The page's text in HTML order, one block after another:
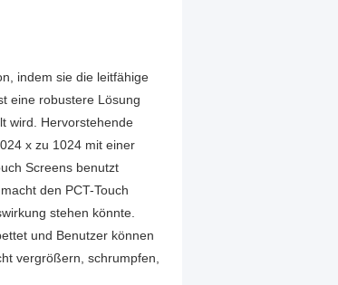
indem sie die leitfähige
eine robustere Lösung
wird. Hervorstehende
x zu 1024 mit einer
Screens benutzt
den PCT-Touch
stehen könnte.
und Benutzer können
vergrößern, schrumpfen,